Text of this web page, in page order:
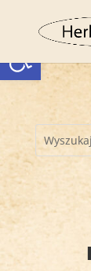
Otwórz pasek